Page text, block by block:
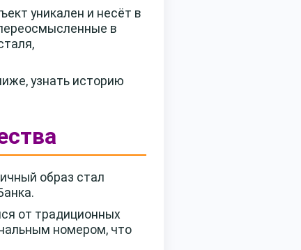
уникален и несёт в
в
узнать историю
образ стал
от традиционных
номером, что